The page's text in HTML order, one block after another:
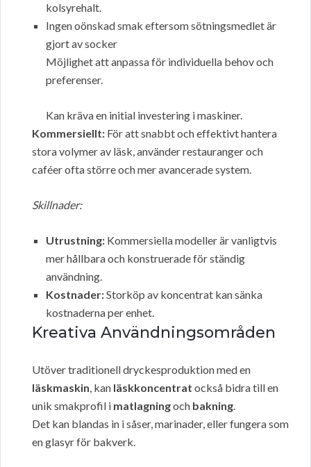
kolsyrehalt.
Ingen oönskad smak eftersom sötningsmedlet är
gjort av socker
Möjlighet att anpassa för individuella behov och
preferenser.
Kan kräva en initial investering i maskiner.
Kommersiellt: För att snabbt och effektivt hantera
stora volymer av läsk, använder restauranger och
caféer ofta större och mer avancerade system.
Skillnader:
Utrustning: Kommersiella modeller är vanligtvis
mer hållbara och konstruerade för ständig
användning.
Kostnader:Storköp av koncentrat kan sänka
kostnaderna per enhet.
Kreativa Användningsområden
Utöver traditionell dryckesproduktion med en
läskmaskin, kan läskkoncentrat också bidra till en
unik smakprofil i matlagningoch bakning.
Det kan blandas in i såser, marinader, eller fungera som
en glasyr för bakverk.